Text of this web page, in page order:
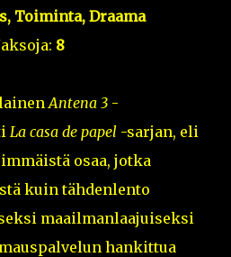
Toiminta, Draama
8
Antena 3 -
La casa de papel -sarjan, eli
osaa, jotka
kuin tähdenlento
maailmanlaajuiseksi
hankittua